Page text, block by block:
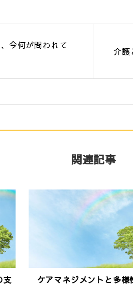
今何が問われて
介護
関連記事
支
ケアマネジメントと多様